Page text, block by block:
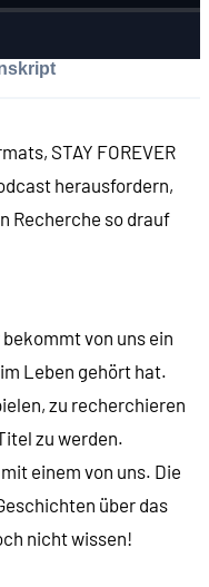
STAY FOREVER
herausfordern,
Recherche so drauf
von uns ein
Leben gehört hat.
zu recherchieren
zu werden.
einem von uns. Die
über das
nicht wissen!